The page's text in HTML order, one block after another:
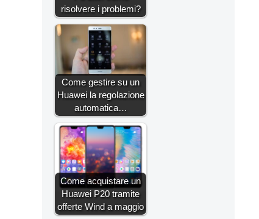
risolvere i problemi?
Come gestire su un
Huawei la regolazione
automatica…
Come acquistare un
Huawei P20 tramite
offerte Wind a maggio